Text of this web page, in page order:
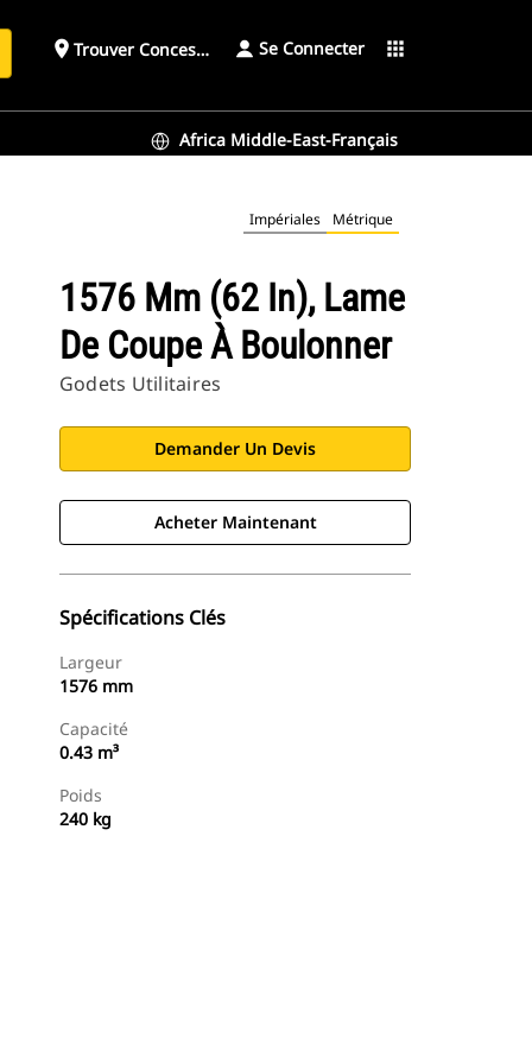
place Trouver ConcessionnaireSe Connecter apps
Africa Middle-East-Français
Impériales Métrique
1576 Mm (62 In), Lame
De Coupe À Boulonner
Godets Utilitaires
Demander Un Devis
Acheter Maintenant
Spécifications Clés
Largeur
1576 mm
Capacité
0.43 m³
Poids
240 kg